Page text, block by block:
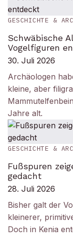
GESCHICHTE &
Schwäbische
Vogelfiguren
30. Juli 2026
Archäologen
kleine, aber
Jahre alt.
GESCHICHTE &
Fußspuren
gedacht
28. Juli 2026
Bisher galt der
kleinerer,
Doch in Kenia